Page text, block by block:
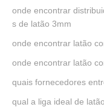
onde encontrar
s de latão 3mm
onde encontrar latão
onde encontrar latão
quais fornecedores
qual a liga ideal de